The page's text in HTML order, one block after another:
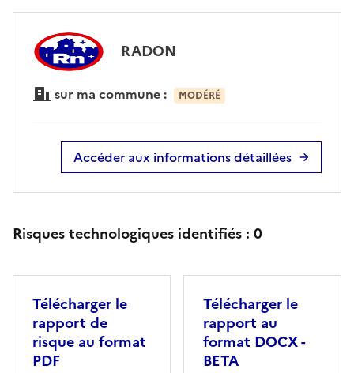
RADON
sur ma commune : MODÉRÉ
Accéder aux informations détaillées
Risques technologiques identifiés : 0
Télécharger le
rapport de
risque au format
PDF
Télécharger le
rapport au
format DOCX -
BETA